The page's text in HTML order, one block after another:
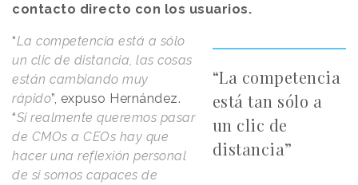
contacto directo con los usuarios.
“La competencia
está tan sólo a
un clic de
distancia”
“La competencia está a sólo
un clic de distancia, las cosas
están cambiando muy
rápido”, expuso Hernández.
“Si realmente queremos pasar
de CMOs a CEOs hay que
hacer una reflexión personal
de si somos capaces de